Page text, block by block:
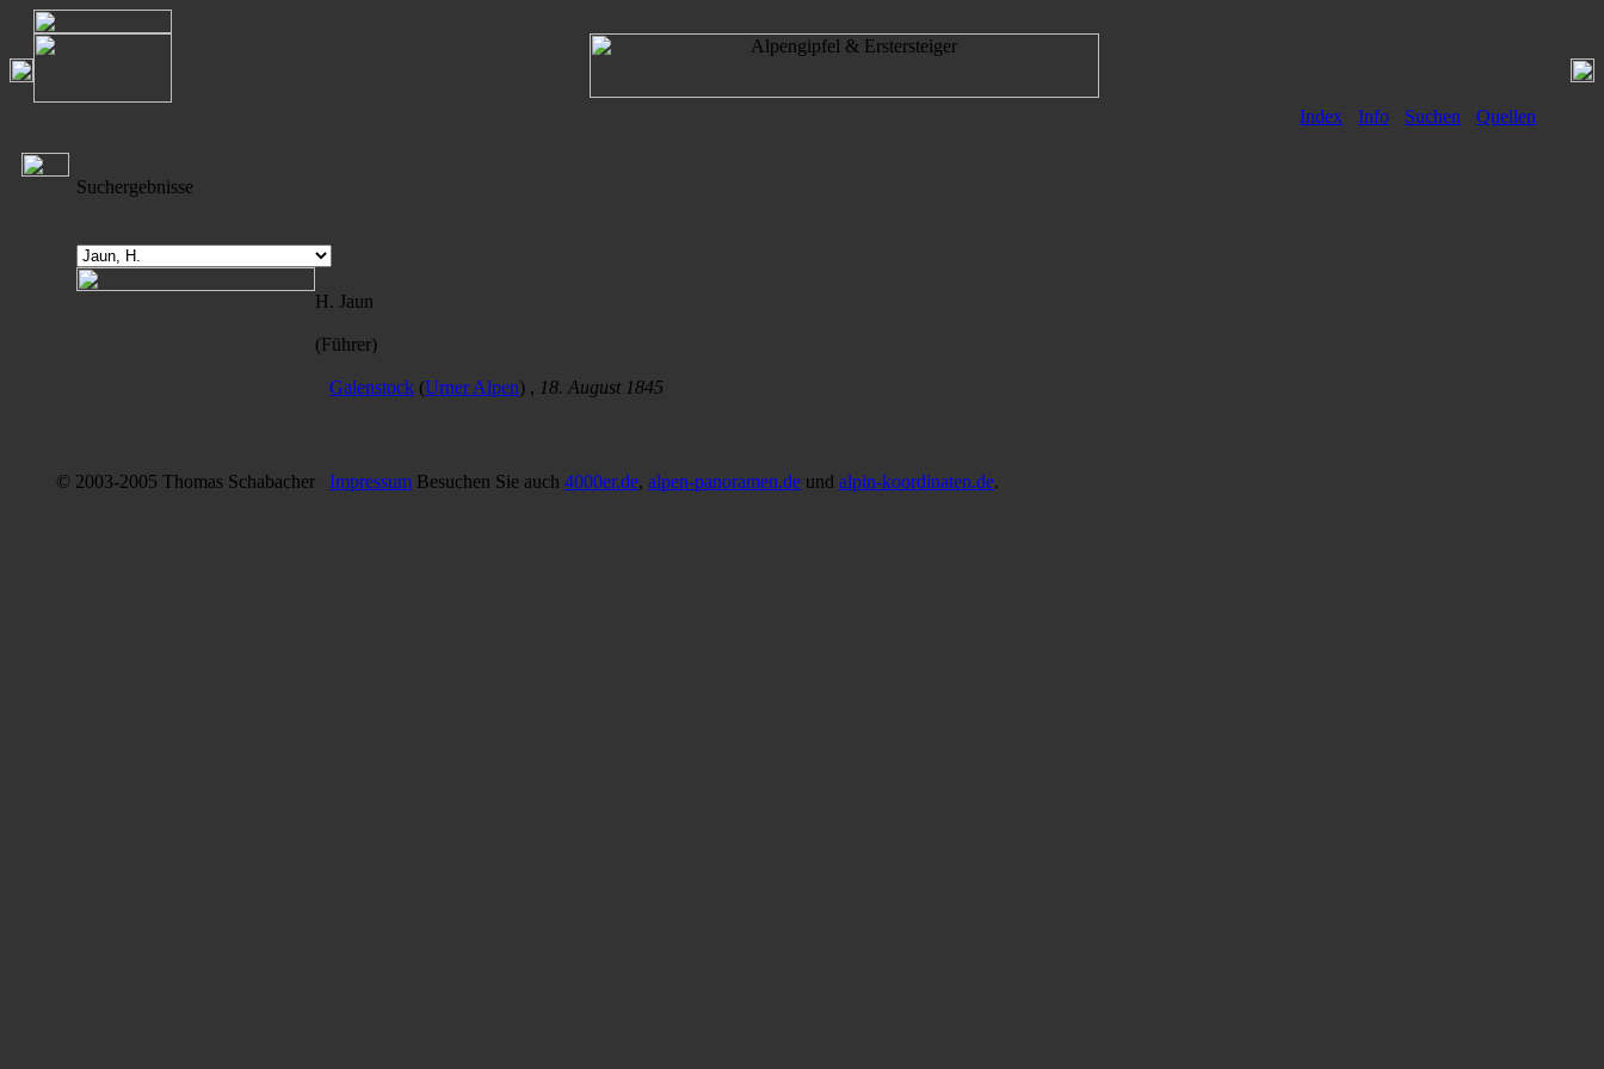
Index Info Suchen Quellen
Suchergebnisse
H. Jaun
(Führer)
Galenstock (Urner Alpen) , 18. August 1845
© 2003-2005 Thomas Schabacher Impressum Besuchen Sie auch 4000er.de, alpen-panoramen.de und alpin-koordinaten.de.